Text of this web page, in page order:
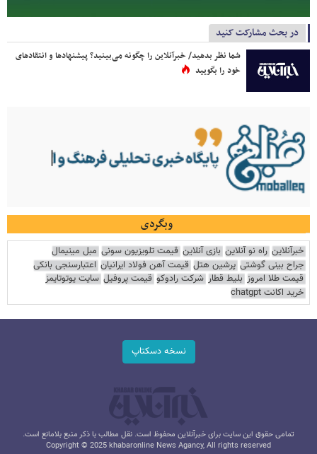
در بحث مشارکت کنید
شما نظر بدهید/ خبرآنلاین را چگونه می‌بینید؟ پیشنهادها و انتقادهای
خود را بگویید
وبگردی
خبرآنلاین راه نو آنلاین بازی آنلاین قیمت تلویزیون سونی مبل مینیمال
جراح بینی گوشتی پرشین هتل قیمت آهن فولاد ایرانیان اعتبارسنجی بانکی
قیمت طلا امروز بلیط قطار شرکت رادوکو قیمت پروفیل سایت یوتوتایمز
خرید اکانت chatgpt
نسخه دسکتاپ
تمامی حقوق این سایت برای خبرآنلاین محفوظ است. نقل مطالب با ذکر منبع بلامانع است.
Copyright © 2025 khabaronline News Agancy, All rights reserved